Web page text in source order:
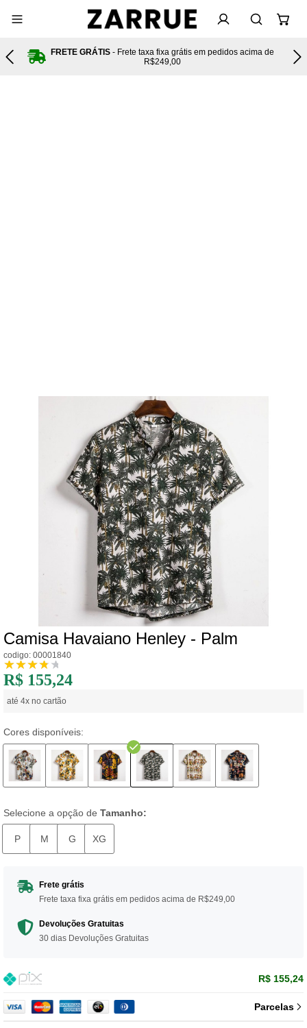
FRETE GRÁTIS - Frete taxa fixa grátis em pedidos acima de
R$249,00
Camisa Havaiano Henley - Palm
codigo: 00001840
R$ 155,24
até 4x no cartão
Cores disponíveis:
Selecione a opção de Tamanho:
P M G XG
Frete grátis
Frete taxa fixa grátis em pedidos acima de R$249,00
Devoluções Gratuitas
30 dias Devoluções Gratuitas
R$ 155,24
Parcelas